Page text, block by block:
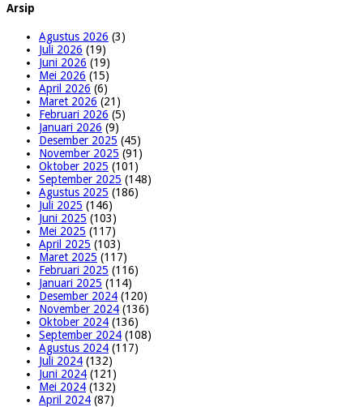
Arsip
Agustus 2026 (3)
Juli 2026 (19)
Juni 2026 (19)
Mei 2026 (15)
April 2026 (6)
Maret 2026 (21)
Februari 2026 (5)
Januari 2026 (9)
Desember 2025 (45)
November 2025 (91)
Oktober 2025 (101)
September 2025 (148)
Agustus 2025 (186)
Juli 2025 (146)
Juni 2025 (103)
Mei 2025 (117)
April 2025 (103)
Maret 2025 (117)
Februari 2025 (116)
Januari 2025 (114)
Desember 2024 (120)
November 2024 (136)
Oktober 2024 (136)
September 2024 (108)
Agustus 2024 (117)
Juli 2024 (132)
Juni 2024 (121)
Mei 2024 (132)
April 2024 (87)